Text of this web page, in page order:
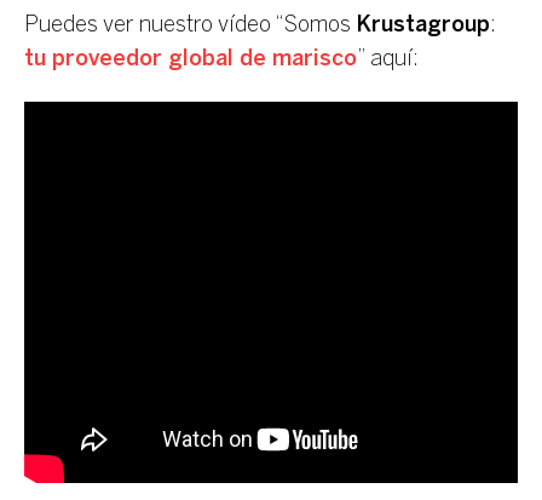
Puedes ver nuestro vídeo “Somos Krustagroup:
tu proveedor global de marisco ” aquí: